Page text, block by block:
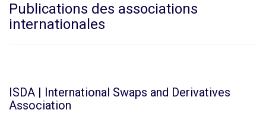
Publications des associations
internationales
ISDA | International Swaps and Derivatives
Association